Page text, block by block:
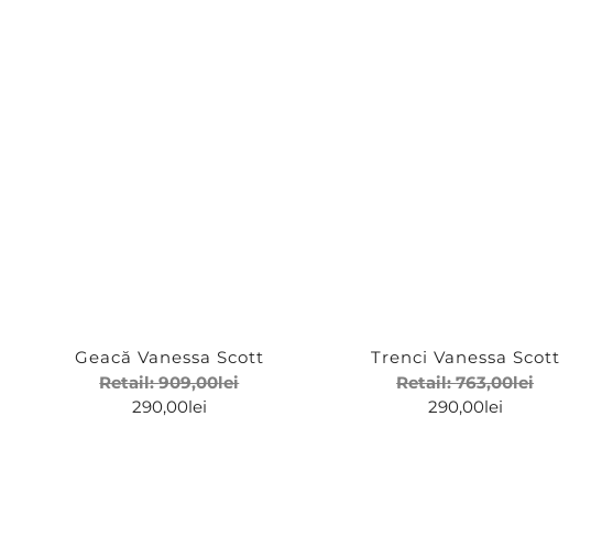
Geacă Vanessa Scott
Retail:909,00lei
290,00lei
Trenci Vanessa Scott
Retail:763,00lei
290,00lei